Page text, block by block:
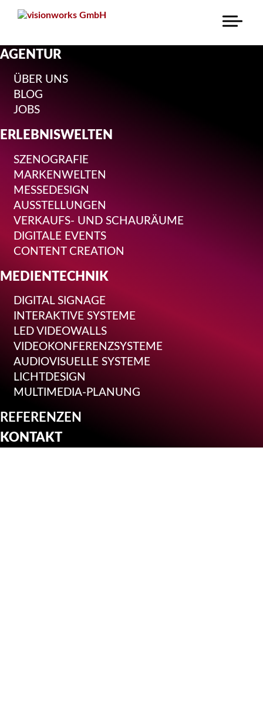
NAVIGATION
ÜBERSPRINGEN
AGENTUR
ÜBER UNS
BLOG
JOBS
ERLEBNISWELTEN
SZENOGRAFIE
MARKENWELTEN
MESSEDESIGN
AUSSTELLUNGEN
VERKAUFS- UND SCHAURÄUME
DIGITALE EVENTS
CONTENT CREATION
MEDIENTECHNIK
DIGITAL SIGNAGE
INTERAKTIVE SYSTEME
LED VIDEOWALLS
VIDEOKONFERENZSYSTEME
AUDIOVISUELLE SYSTEME
LICHTDESIGN
MULTIMEDIA-PLANUNG
REFERENZEN
KONTAKT